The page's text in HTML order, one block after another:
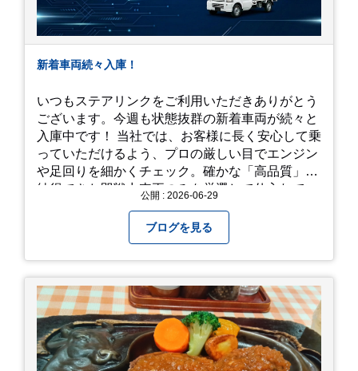
新着車両続々入庫！
いつもステアリンクをご利用いただきありがとう
ございます。今週も状態抜群の新着車両が続々と
入庫中です！ 当社では、お客様に長く安心して乗
っていただけるよう、プロの厳しい目でエンジン
や足回りを細かくチェック。確かな「高品質」と
納得できた即戦力車両のみを厳選して仕入れてい
公開 : 2026-06-29
ブログを見る